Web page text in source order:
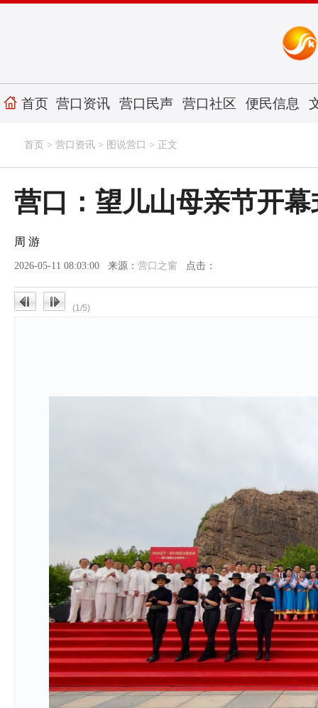
首页 营口资讯 营口民声 营口社区 便民信息
首页 > 营口资讯 > 图说营口 > 正文
营口：望儿山母亲节开
周 游
2026-05-11 08:03:00 来源： 营口之窗 点击：
(1/5)